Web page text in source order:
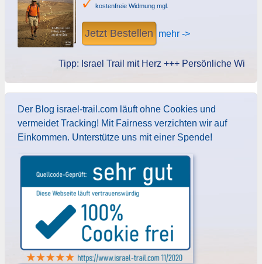
kostenfreie Widmung mgl.
Jetzt Bestellen mehr ->
Tipp: Israel Trail mit Herz +++ Persönliche
Der Blog israel-trail.com läuft ohne Cookies und
vermeidet Tracking! Mit Fairness verzichten wir auf
Einkommen. Unterstütze uns mit einer Spende!